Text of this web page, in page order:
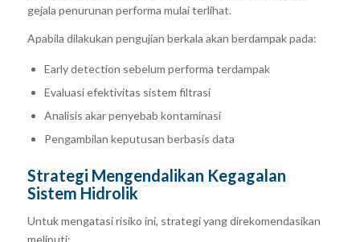
gejala penurunan performa mulai terlihat.
Apabila dilakukan pengujian berkala akan berdampak pada:
Early detection sebelum performa terdampak
Evaluasi efektivitas sistem filtrasi
Analisis akar penyebab kontaminasi
Pengambilan keputusan berbasis data
Strategi Mengendalikan Kegagalan
Sistem Hidrolik
Untuk mengatasi risiko ini, strategi yang direkomendasikan
meliputi: